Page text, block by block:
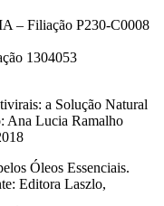
– Filiação P230-C0008
1304053
a Solução Natural
Ana Lucia Ramalho
Óleos Essenciais.
Editora Laszlo,